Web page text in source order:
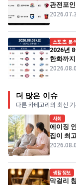
관전포
스포츠 분
2026년
한화까지
더 많은 이슈
다른 카테고리의 최신
사회
에이징
집이 최
생활정보
막걸리